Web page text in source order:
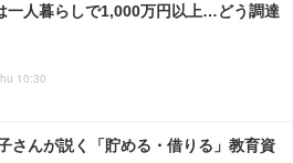
一人暮らしで1,000万円以上…どう調達
10:30
さんが説く「貯める・借りる」教育資